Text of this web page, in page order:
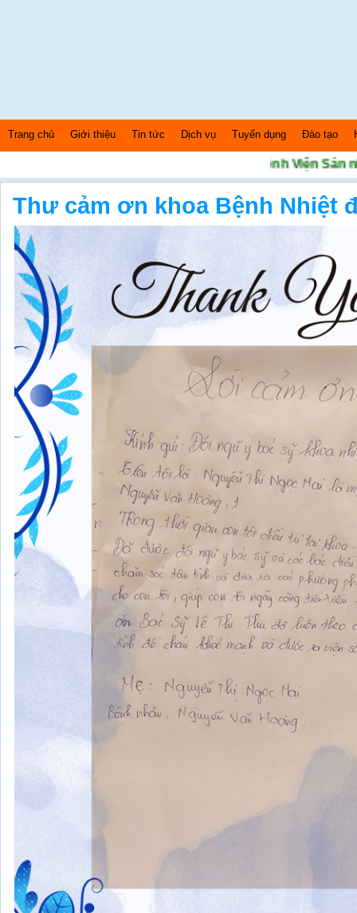
Trang chủ Giới thiệu Tin tức Dịch vụ Tuyển dụng Đào tạo
Chào mừng bạn đến với Website Bệnh Viện Sản nhi
Thư cảm ơn khoa Bệnh Nhiệt